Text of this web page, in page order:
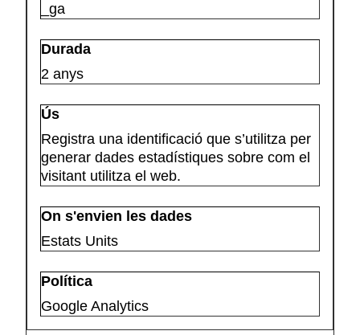
_ga
2 anys
Registra una identificació que s’utilitza per
generar dades estadístiques sobre com el
visitant utilitza el web.
Estats Units
Google Analytics